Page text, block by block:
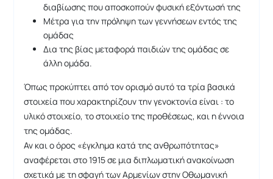
διαβίωσης που αποσκοπούν φυσική εξόντωσή της
Μέτρα για την πρόληψη των γεννήσεων εντός της
ομάδας
Δια της βίας μεταφορά παιδιών της ομάδας σε
άλλη ομάδα.
Όπως προκύπτει από τον ορισμό αυτό τα τρία βασικά
στοιχεία που χαρακτηρίζουν την γενοκτονία είναι : το
υλικό στοιχείο, το στοιχείο της προθέσεως, και η έννοια
της ομάδας.
Αν και ο όρος «έγκλημα κατά της ανθρωπότητας»
αναφέρεται στο 1915 σε μια διπλωματική ανακοίνωση
σχετικά με τη σφαγή των Αρμενίων στην Οθωμανική